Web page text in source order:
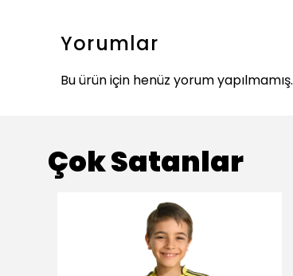
Yorumlar
Bu ürün için henüz yorum yapılmamış.
Çok Satanlar